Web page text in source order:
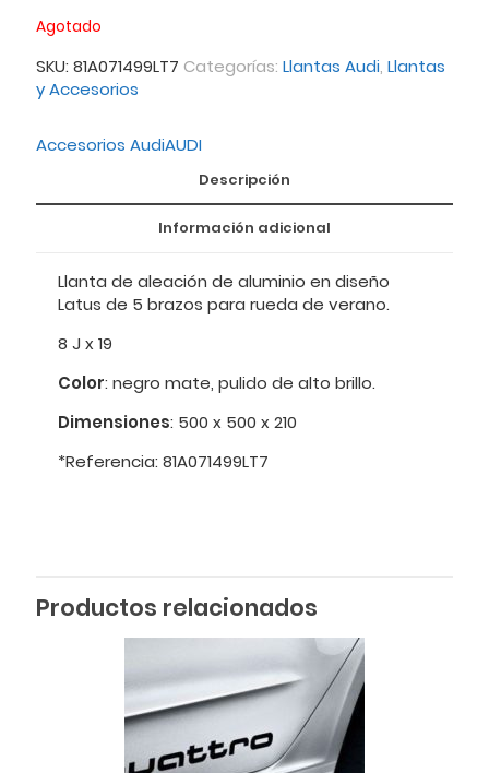
Agotado
SKU: 81A071499LT7 Categorías: Llantas Audi, Llantas
y Accesorios
Accesorios AudiAUDI
Descripción
Información adicional
Llanta de aleación de aluminio en diseño
Latus de 5 brazos para rueda de verano.
8 J x 19
Color: negro mate, pulido de alto brillo.
Dimensiones: 500 x 500 x 210
*Referencia: 81A071499LT7
Productos relacionados